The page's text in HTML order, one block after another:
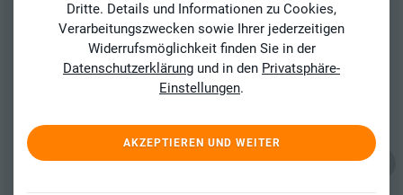
Dritte. Details und Informationen zu Cookies,
Verarbeitungszwecken sowie Ihrer jederzeitigen
Widerrufsmöglichkeit finden Sie in der
Datenschutzerklärung und in den Privatsphäre-
Einstellungen.
AKZEPTIEREN UND WEITER